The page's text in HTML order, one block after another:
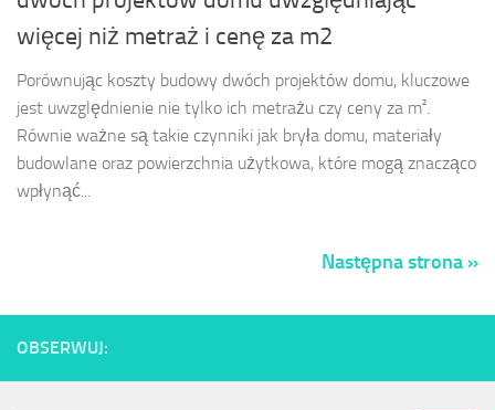
więcej niż metraż i cenę za m2
Porównując koszty budowy dwóch projektów domu, kluczowe
jest uwzględnienie nie tylko ich metrażu czy ceny za m².
Równie ważne są takie czynniki jak bryła domu, materiały
budowlane oraz powierzchnia użytkowa, które mogą znacząco
wpłynąć...
Następna strona »
OBSERWUJ: